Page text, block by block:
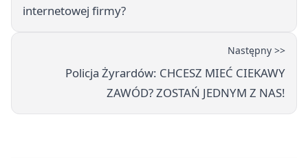
internetowej firmy?
Następny >>
Policja Żyrardów: CHCESZ MIEĆ CIEKAWY
ZAWÓD? ZOSTAŃ JEDNYM Z NAS!